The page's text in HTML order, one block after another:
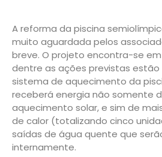
A reforma da piscina
muito aguardada pelos
breve. O projeto encontra-se
dentre as ações previstas estão
sistema de aquecimento da
receberá energia não somente
aquecimento solar, e sim de
de calor (totalizando cinco
saídas de água quente que
internamente.